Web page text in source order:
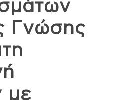
Γνώσης
με